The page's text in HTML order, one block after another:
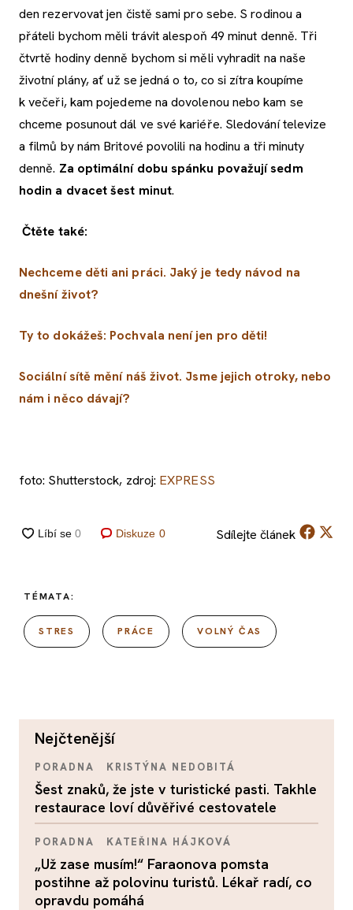
den rezervovat jen čistě sami pro sebe. S rodinou a
přáteli bychom měli trávit alespoň 49 minut denně. Tři
čtvrtě hodiny denně bychom si měli vyhradit na naše
životní plány, ať už se jedná o to, co si zítra koupíme
k večeři, kam pojedeme na dovolenou nebo kam se
chceme posunout dál ve své kariéře. Sledování televize
a filmů by nám Britové povolili na hodinu a tři minuty
denně. Za optimální dobu spánku považují sedm
hodin a dvacet šest minut.
Čtěte také:
Nechceme děti ani práci. Jaký je tedy návod na
dnešní život?
Ty to dokážeš: Pochvala není jen pro děti!
Sociální sítě mění náš život. Jsme jejich otroky, nebo
nám i něco dávají?
foto: Shutterstock, zdroj: EXPRESS
Diskuze 0 Sdílejte článek
TÉMATA:
STRES PRÁCE VOLNÝ ČAS
nejčtenější
PORADNA KRISTÝNA NEDOBITÁ
Šest znaků, že jste v turistické pasti. Takhle
restaurace loví důvěřivé cestovatele
PORADNA KATEŘINA HÁJKOVÁ
„Už zase musím!“ Faraonova pomsta
postihne až polovinu turistů. Lékař radí, co
opravdu pomáhá